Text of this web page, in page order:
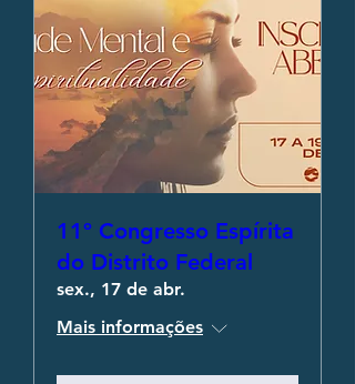
11º Congresso Espírita
do Distrito Federal
sex., 17 de abr.
Mais informações